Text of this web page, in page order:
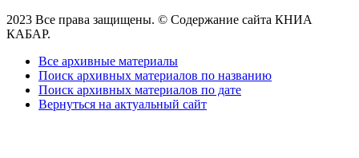
2023 Все права защищены. © Содержание сайта КНИА
КАБАР.
Все архивные материалы
Поиск архивных материалов по названию
Поиск архивных материалов по дате
Вернуться на актуальный сайт